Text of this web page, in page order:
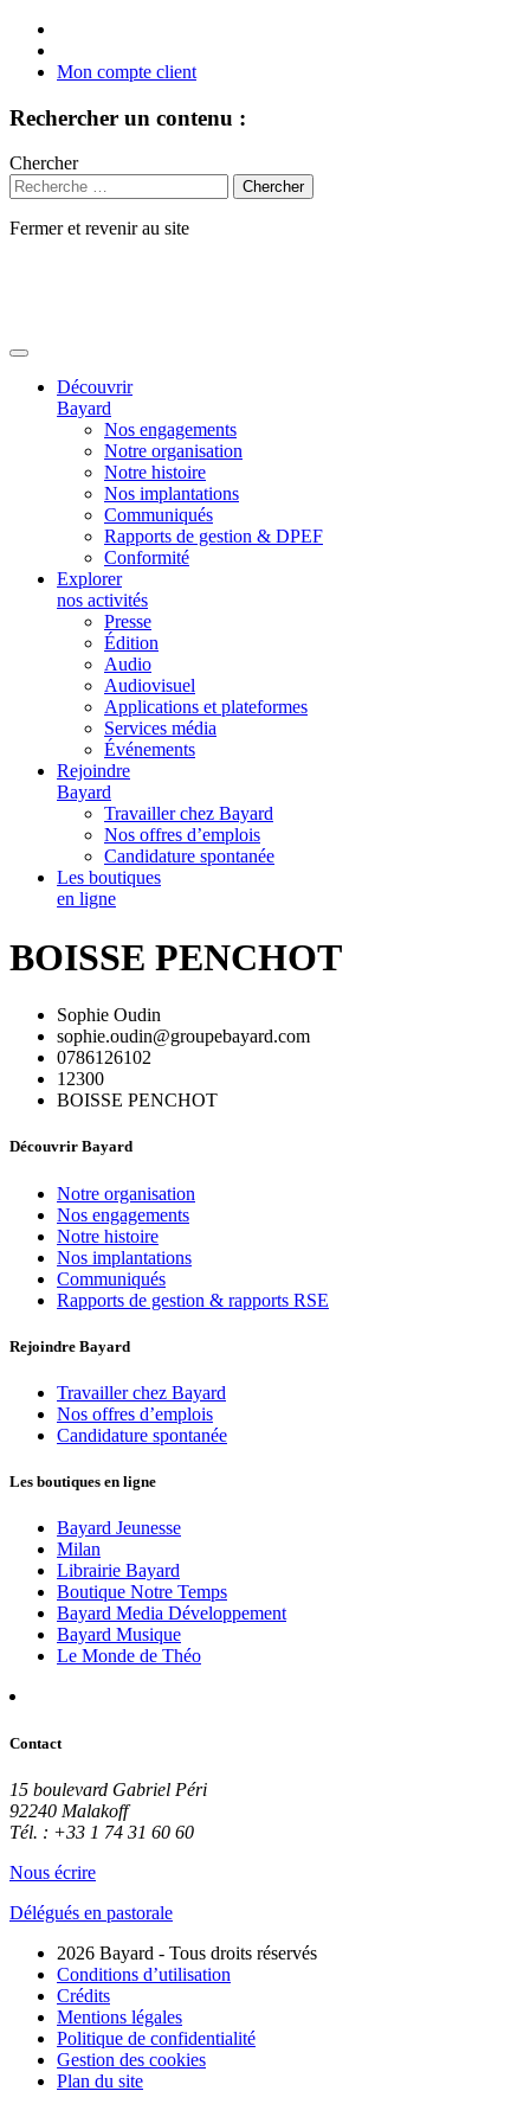
Mon compte client
Rechercher un contenu :
Chercher
Fermer et revenir au site
Découvrir
Bayard
Nos engagements
Notre organisation
Notre histoire
Nos implantations
Communiqués
Rapports de gestion & DPEF
Conformité
Explorer
nos activités
Presse
Édition
Audio
Audiovisuel
Applications et plateformes
Services média
Événements
Rejoindre
Bayard
Travailler chez Bayard
Nos offres d’emplois
Candidature spontanée
Les boutiques
en ligne
BOISSE PENCHOT
Sophie Oudin
sophie.oudin@groupebayard.com
0786126102
12300
BOISSE PENCHOT
Découvrir Bayard
Notre organisation
Nos engagements
Notre histoire
Nos implantations
Communiqués
Rapports de gestion & rapports RSE
Rejoindre Bayard
Travailler chez Bayard
Nos offres d’emplois
Candidature spontanée
Les boutiques en ligne
Bayard Jeunesse
Milan
Librairie Bayard
Boutique Notre Temps
Bayard Media Développement
Bayard Musique
Le Monde de Théo
Contact
15 boulevard Gabriel Péri
92240 Malakoff
Tél. : +33 1 74 31 60 60
Nous écrire
Délégués en pastorale
2026 Bayard - Tous droits réservés
Conditions d’utilisation
Crédits
Mentions légales
Politique de confidentialité
Gestion des cookies
Plan du site